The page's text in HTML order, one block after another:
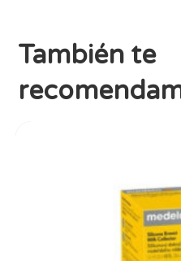
También te